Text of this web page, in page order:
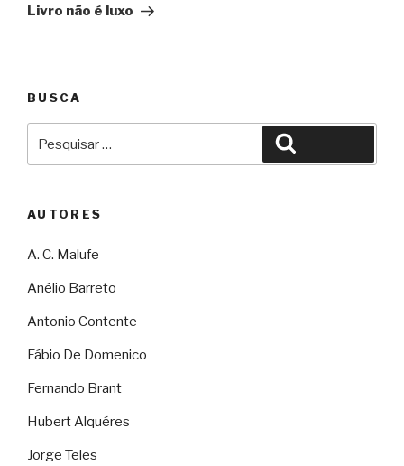
Livro não é luxo
BUSCA
AUTORES
A. C. Malufe
Anélio Barreto
Antonio Contente
Fábio De Domenico
Fernando Brant
Hubert Alquéres
Jorge Teles